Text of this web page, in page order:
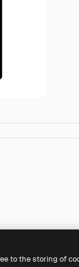
to the storing of